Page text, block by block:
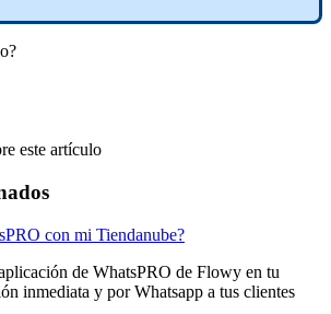
este artículo
con mi Tiendanube?
de WhatsPRO de Flowy en tu
inmediata y por Whatsapp a tus clientes